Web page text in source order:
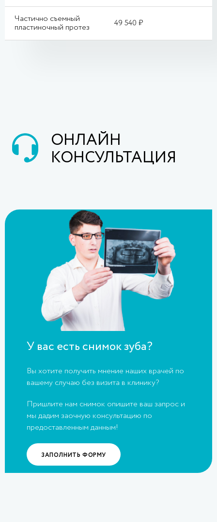
Частично съемный
пластиночный протез 49 540 ₽
ОНЛАЙН
КОНСУЛЬТАЦИЯ
У вас есть снимок зуба?
Вы хотите получить мнение наших врачей по
вашему случаю без визита в клинику?
Пришлите нам снимок опишите ваш запрос и
мы дадим заочную консультацию по
предоставленным данным!
ЗАПОЛНИТЬ ФОРМУ